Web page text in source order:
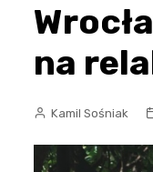
na
Kamil Sośniak